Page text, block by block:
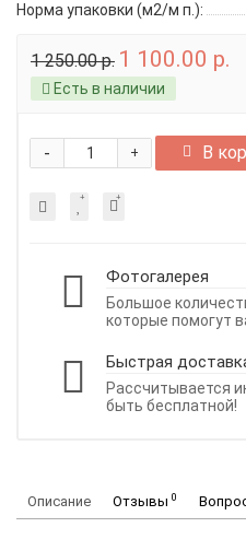
Норма упаковки (м2/м п.):
1 250.00 р. 1 100.00 р.
Есть в наличии
+
- В
Фотогалерея
Большое
которые помогут
Быстрая
Рассчитывается
быть бесплатной!
Описание Отзывы 0